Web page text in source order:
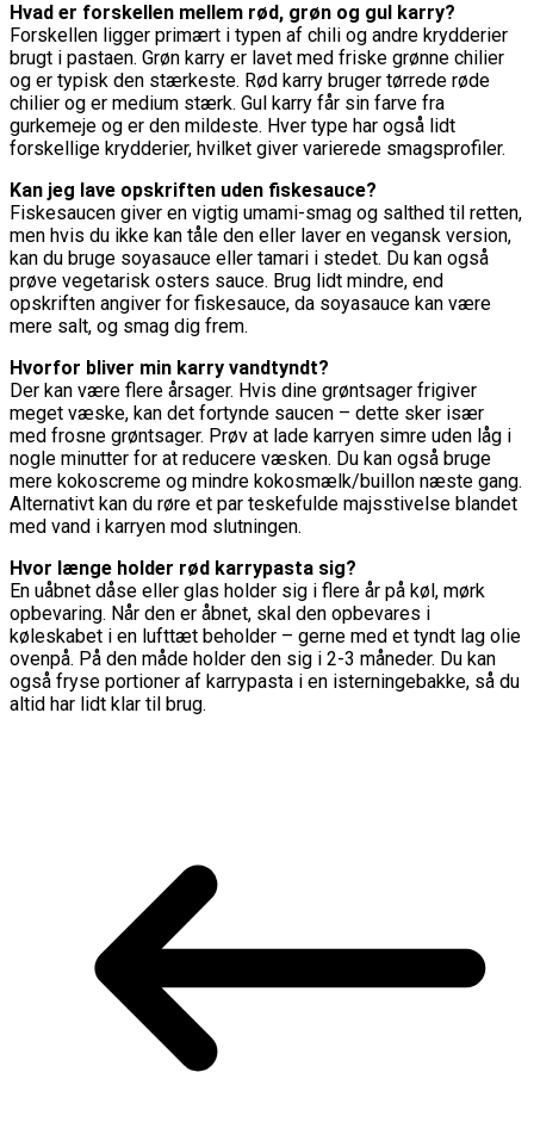
Hvad er forskellen mellem rød, grøn og gul karry?
Forskellen ligger primært i typen af chili og andre krydderier
brugt i pastaen. Grøn karry er lavet med friske grønne chilier
og er typisk den stærkeste. Rød karry bruger tørrede røde
chilier og er medium stærk. Gul karry får sin farve fra
gurkemeje og er den mildeste. Hver type har også lidt
forskellige krydderier, hvilket giver varierede smagsprofiler.
Kan jeg lave opskriften uden fiskesauce?
Fiskesaucen giver en vigtig umami-smag og salthed til retten,
men hvis du ikke kan tåle den eller laver en vegansk version,
kan du bruge soyasauce eller tamari i stedet. Du kan også
prøve vegetarisk osters sauce. Brug lidt mindre, end
opskriften angiver for fiskesauce, da soyasauce kan være
mere salt, og smag dig frem.
Hvorfor bliver min karry vandtyndt?
Der kan være flere årsager. Hvis dine grøntsager frigiver
meget væske, kan det fortynde saucen – dette sker især
med frosne grøntsager. Prøv at lade karryen simre uden låg i
nogle minutter for at reducere væsken. Du kan også bruge
mere kokoscreme og mindre kokosmælk/buillon næste gang.
Alternativt kan du røre et par teskefulde majsstivelse blandet
med vand i karryen mod slutningen.
Hvor længe holder rød karrypasta sig?
En uåbnet dåse eller glas holder sig i flere år på køl, mørk
opbevaring. Når den er åbnet, skal den opbevares i
køleskabet i en lufttæt beholder – gerne med et tyndt lag olie
ovenpå. På den måde holder den sig i 2-3 måneder. Du kan
også fryse portioner af karrypasta i en isterningebakke, så du
altid har lidt klar til brug.